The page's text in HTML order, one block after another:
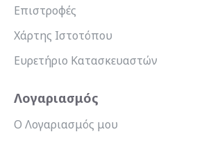
Επιστροφές
Χάρτης Ιστοτόπου
Ευρετήριο Κατασκευαστών
Λογαριασμός
Ο Λογαριασμός μου